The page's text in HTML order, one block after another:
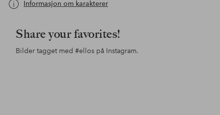
Informasjon om karakterer
Share your favorites!
Bilder tagget med #ellos på Instagram.